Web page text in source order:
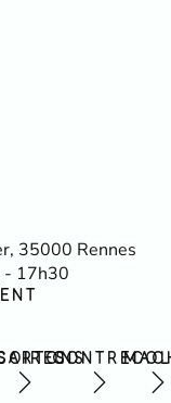
35000 Rennes
- 17h30